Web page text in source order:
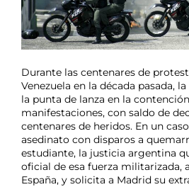
Durante las centenares de
Venezuela en la década pasada,
la punta de lanza en la
manifestaciones, con saldo de
centenares de heridos. En un
asedinato con disparos a
estudiante, la justicia argentina
oficial de esa fuerza militarizada,
España, y solicita a Madrid su